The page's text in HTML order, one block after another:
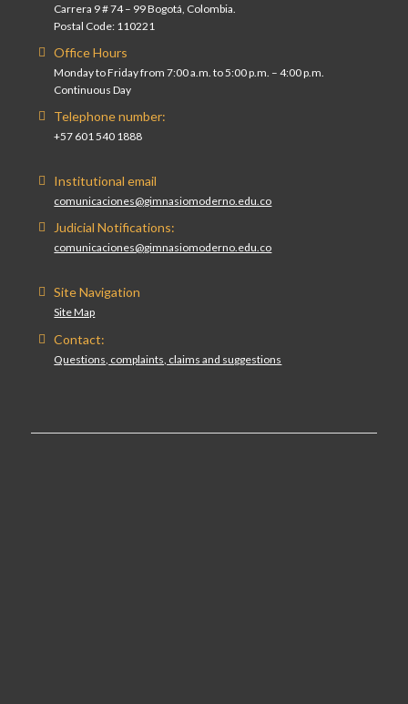
Carrera 9 # 74 – 99 Bogotá, Colombia.
Postal Code: 110221
Office Hours
Monday to Friday from 7:00 a.m. to 5:00 p.m. – 4:00 p.m.
Continuous Day
Telephone number:
+57 601 540 1888
Institutional email
comunicaciones@gimnasiomoderno.edu.co
Judicial Notifications:
comunicaciones@gimnasiomoderno.edu.co
Site Navigation
Site Map
Contact:
Questions, complaints, claims and suggestions